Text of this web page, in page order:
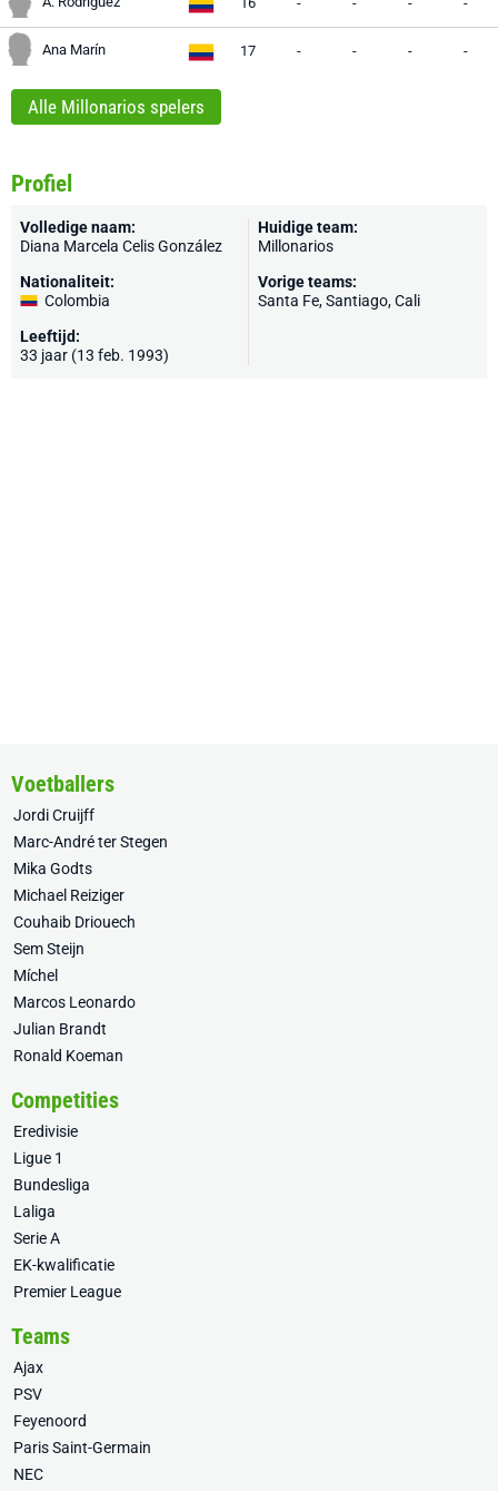
Ana Marín 17 - - - -
Alle Millonarios spelers
Profiel
Volledige naam:
Diana Marcela Celis González
Nationaliteit:
Colombia
Leeftijd:
33 jaar (13 feb. 1993)
Huidige team:
Millonarios
Vorige teams:
Santa Fe, Santiago, Cali
Voetballers
Jordi Cruijff
Marc-André ter Stegen
Mika Godts
Michael Reiziger
Couhaib Driouech
Sem Steijn
Míchel
Marcos Leonardo
Julian Brandt
Ronald Koeman
Competities
Eredivisie
Ligue 1
Bundesliga
Laliga
Serie A
EK-kwalificatie
Premier League
Teams
Ajax
PSV
Feyenoord
Paris Saint-Germain
NEC